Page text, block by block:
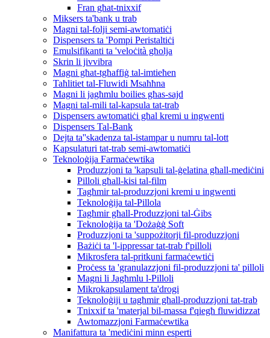
Fran għat-tnixxif
Miksers ta'bank u trab
Magni tal-folji semi-awtomatiċi
Dispensers ta 'Pompi Peristaltiċi
Emulsifikanti ta 'veloċità għolja
Skrin li jivvibra
Magni għat-tgħaffiġ tal-imtieħen
Taħlitiet tal-Fluwidi Msaħħna
Magni li jagħmlu boilies għas-sajd
Magni tal-mili tal-kapsula tat-trab
Dispensers awtomatiċi għal kremi u ingwenti
Dispensers Tal-Bank
Dejta ta''skadenza tal-istampar u numru tal-lott
Kapsulaturi tat-trab semi-awtomatiċi
Teknoloġija Farmaċewtika
Produzzjoni ta 'kapsuli tal-ġelatina għall-mediċini
Pilloli għall-kisi tal-film
Tagħmir tal-produzzjoni kremi u ingwenti
Teknoloġija tal-Pillola
Tagħmir għall-Produzzjoni tal-Ġibs
Teknoloġija ta 'Dożaġġ Soft
Produzzjoni ta 'suppożitorji fil-produzzjoni
Bażiċi ta 'l-ippressar tat-trab f'pilloli
Mikrosfera tal-pritkuni farmaċewtiċi
Proċess ta 'granulazzjoni fil-produzzjoni ta' pilloli
Magni li Jagħmlu l-Pilloli
Mikrokapsulament ta'drogi
Teknoloġiji u tagħmir għall-produzzjoni tat-trab
Tnixxif ta 'materjal bil-massa f'qiegħ fluwidizzat
Awtomazzjoni Farmaċewtika
Manifattura ta 'mediċini minn esperti